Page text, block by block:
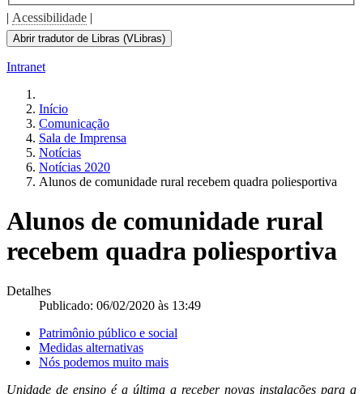
| Acessibilidade |
Abrir tradutor de Libras (VLibras)
Intranet
Início
Comunicação
Sala de Imprensa
Notícias
Notícias 2020
Alunos de comunidade rural recebem quadra poliesportiva
Alunos de comunidade rural
recebem quadra poliesportiva
Detalhes
Publicado: 06/02/2020 às 13:49
Patrimônio público e social
Medidas alternativas
Nós podemos muito mais
Unidade de ensino é a última a receber novas instalações para a